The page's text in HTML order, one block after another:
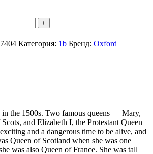
Категория: 1b Бренд: Oxford
in the 1500s. Two famous queens — Mary,
and Elizabeth I, the Protestant Queen
and a dangerous time to be alive, and
Queen of Scotland when she was one
was also Queen of France. She was tall